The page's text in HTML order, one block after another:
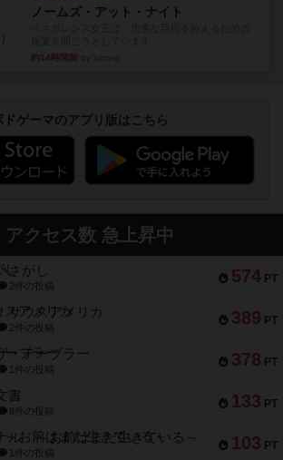
ノームズ・アット・ナイト
約14時間前
ドゲーマのアプリ版はこちら
アクセス数 急上昇中
574 PT
さがし
2件の投稿
389 PT
サウスアメリカ
2件の投稿
378 PT
・テーブラー
1件の投稿
133 PT
書
8件の投稿
103 PT
ル ～お前はまだ生きている～
1件の投稿